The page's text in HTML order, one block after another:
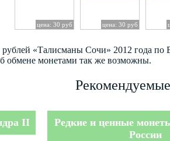
цена: 30 руб цена: 30 руб
рублей «Талисманы Сочи» 2012 года
обмене монетами так же возможны.
Рекомендуемые
II
Редкие и ценные
России